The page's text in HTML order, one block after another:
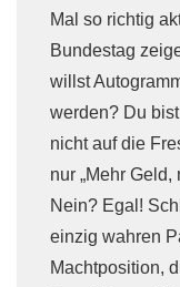
Mal so richtig
Bundestag
willst
werden? Du
nicht auf die
nur „Mehr Geld,
Nein? Egal!
einzig wahren
Machtposition,